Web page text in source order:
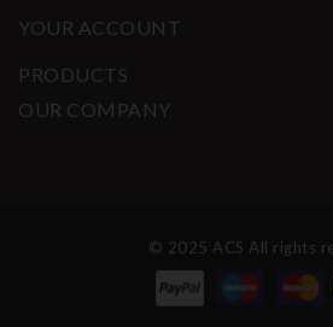
YOUR ACCOUNT
PRODUCTS
OUR COMPANY
© 2025 ACS All rights